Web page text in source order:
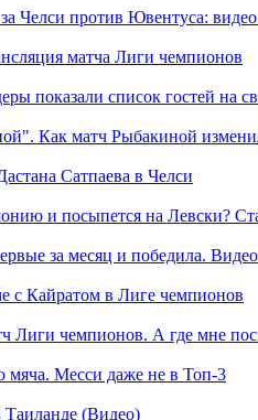
Челси против Ювентуса:
матча Лиги чемпионов
показали список гостей на
Как матч Рыбакиной
Сатпаева в Челси
и посыпется на Левски?
за месяц и победила.
с Кайратом в Лиге чемпионов
Лиги чемпионов. А где мне
мяча. Месси даже не в Топ-3
Таиланде (Видео)